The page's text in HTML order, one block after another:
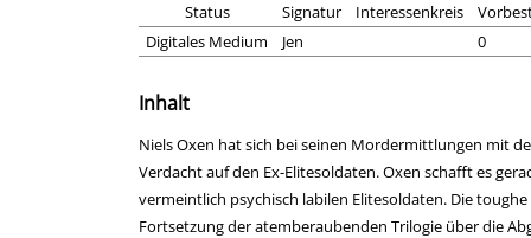
Status Signatur Interessenkreis
Digitales Medium
Jen 0
Inhalt
Niels Oxen hat sich bei seinen Mordermittlungen mit
Verdacht auf den Ex-Elitesoldaten. Oxen schafft es
vermeintlich psychisch labilen Elitesoldaten. Die
Fortsetzung der atemberaubenden Trilogie über die